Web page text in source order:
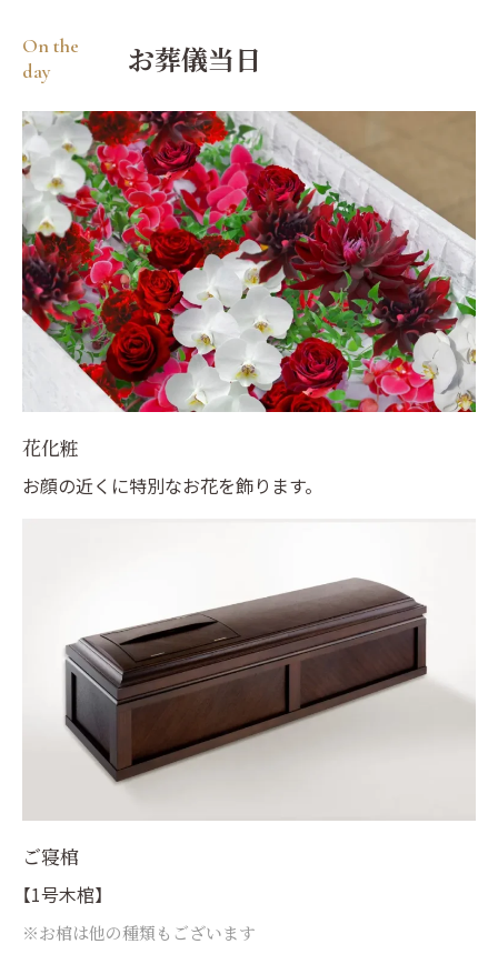
On the
day
お葬儀当日
花化粧
お顔の近くに特別なお花を飾ります。
ご寝棺
【1号木棺】
※お棺は他の種類もございます